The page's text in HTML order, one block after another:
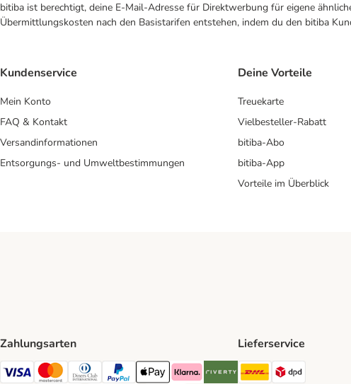
bitiba ist berechtigt, deine E-Mail-Adresse für Direktwerbung für eigene
Übermittlungskosten nach den Basistarifen entstehen, indem du den bitiba
Kundenservice
Mein Konto
FAQ & Kontakt
Versandinformationen
Entsorgungs- und Umweltbestimmungen
Deine Vorteile
Treuekarte
Vielbesteller-Rabatt
bitiba-Abo
bitiba-App
Vorteile im Überblick
Zahlungsarten
Visa Payment Method
Mastercard Payment Method
Diners Club Payment Method
PayPal Payment Method
Apple Pay Payment Method
Klarna Payment Method
Riverty Payment Method
Lieferservice
DHL Shipping